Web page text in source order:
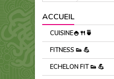
ACCUEIL
CUISINE🍚​🍴​🍵​
FITNESS 👟 ​💪​
ECHELON FIT 👟 ​💪​